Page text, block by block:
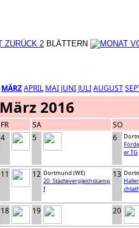
BLÄTTERN
MÄRZAPRIL MAI JUNI JULIAUGUST
März 2016
FR SA
SO
4 5 6
er TG
11 12 Dortmund (WE)
20. Städtevergleichskamp
f
13
18 19 20